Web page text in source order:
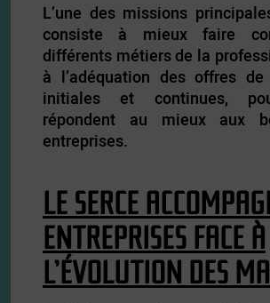
L’une des missions
consiste à mieux faire
différents métiers de la
à l’adéquation des offres de
initiales et continues,
répondent au mieux aux
entreprises.
LE SERCE
ENTREPRISES FACE À
L’ÉVOLUTION DES